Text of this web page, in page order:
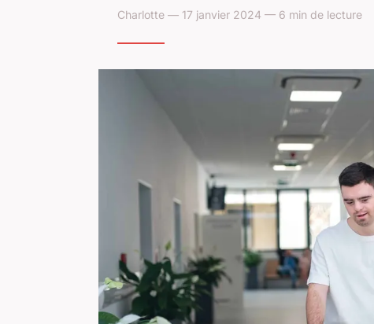
Charlotte — 17 janvier 2024 — 6 min de lecture